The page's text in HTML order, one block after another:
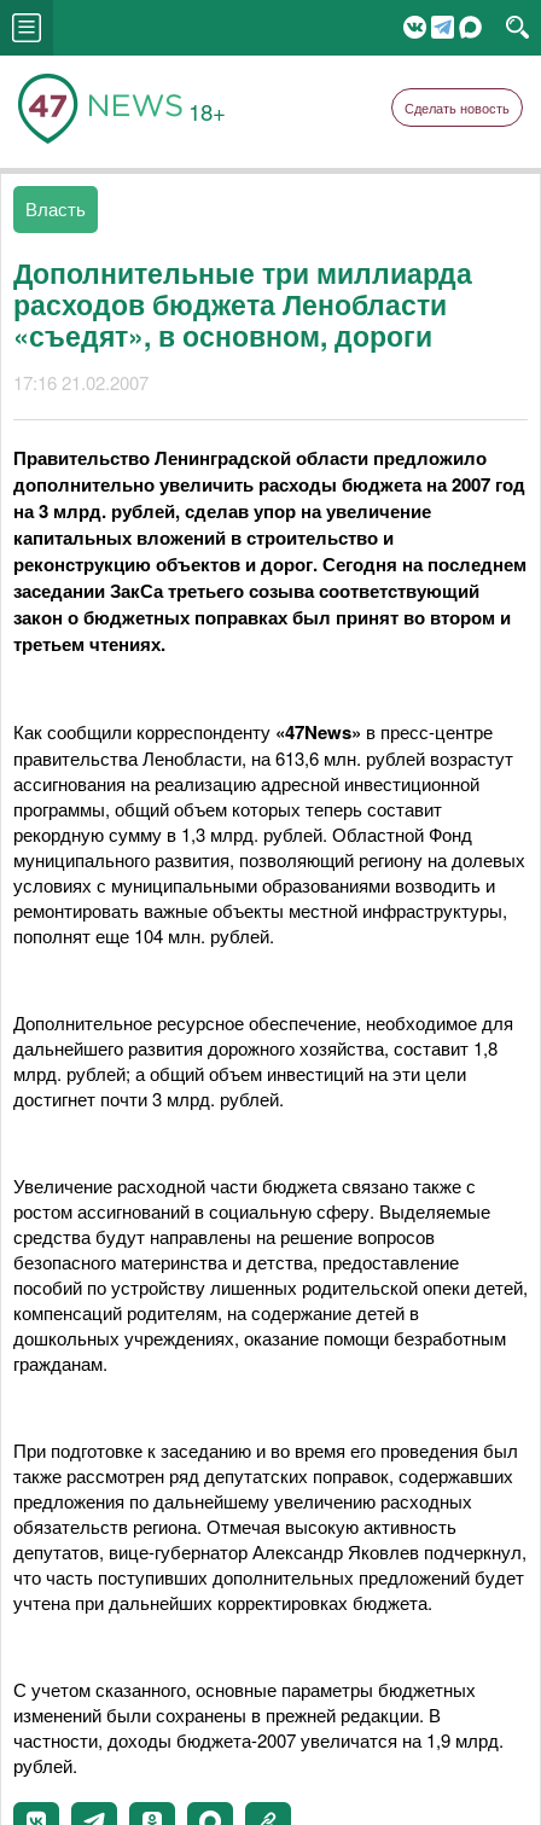
18+ Сделать новость
Власть
Дополнительные три миллиарда
расходов бюджета Ленобласти
«съедят», в основном, дороги
17:16 21.02.2007
Правительство Ленинградской области предложило
дополнительно увеличить расходы бюджета на 2007 год
на 3 млрд. рублей, сделав упор на увеличение
капитальных вложений в строительство и
реконструкцию объектов и дорог. Сегодня на последнем
заседании ЗакСа третьего созыва соответствующий
закон о бюджетных поправках был принят во втором и
третьем чтениях.
Как сообщили корреспонденту «47News» в пресс-центре
правительства Ленобласти, на 613,6 млн. рублей возрастут
ассигнования на реализацию адресной инвестиционной
программы, общий объем которых теперь составит
рекордную сумму в 1,3 млрд. рублей. Областной Фонд
муниципального развития, позволяющий региону на долевых
условиях с муниципальными образованиями возводить и
ремонтировать важные объекты местной инфраструктуры,
пополнят еще 104 млн. рублей.
Дополнительное ресурсное обеспечение, необходимое для
дальнейшего развития дорожного хозяйства, составит 1,8
млрд. рублей; а общий объем инвестиций на эти цели
достигнет почти 3 млрд. рублей.
Увеличение расходной части бюджета связано также с
ростом ассигнований в социальную сферу. Выделяемые
средства будут направлены на решение вопросов
безопасного материнства и детства, предоставление
пособий по устройству лишенных родительской опеки детей,
компенсаций родителям, на содержание детей в
дошкольных учреждениях, оказание помощи безработным
гражданам.
При подготовке к заседанию и во время его проведения был
также рассмотрен ряд депутатских поправок, содержавших
предложения по дальнейшему увеличению расходных
обязательств региона. Отмечая высокую активность
депутатов, вице-губернатор Александр Яковлев подчеркнул,
что часть поступивших дополнительных предложений будет
учтена при дальнейших корректировках бюджета.
С учетом сказанного, основные параметры бюджетных
изменений были сохранены в прежней редакции. В
частности, доходы бюджета-2007 увеличатся на 1,9 млрд.
рублей.